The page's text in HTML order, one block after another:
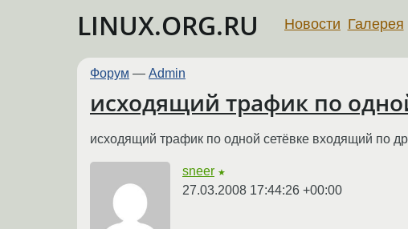
LINUX.ORG.RU Новости Галерея
Форум — Admin
исходящий трафик по
исходящий трафик по одной сетёвке входящий по
sneer ★
27.03.2008 17:44:26 +00:00